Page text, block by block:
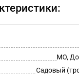
МО,
Садовый